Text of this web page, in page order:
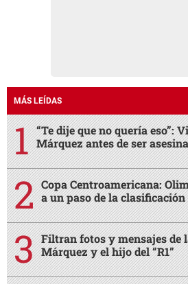
MÁS LEÍDAS
“Te dije que no quería eso”:
Márquez antes de ser
Copa Centroamericana:
a un paso de la clasificación
Filtran fotos y mensajes de
Márquez y el hijo del “R1”